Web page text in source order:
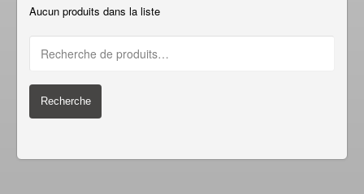
Aucun produits dans la liste
Recherche